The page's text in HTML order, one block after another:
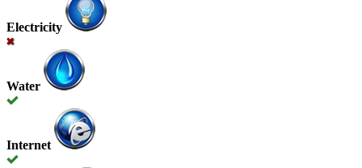
Electricity
Water
Internet